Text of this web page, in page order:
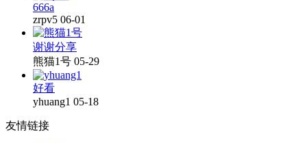
666a
zrpv5 06-01
谢谢分享
熊猫1号 05-29
好看
yhuang1 05-18
友情链接